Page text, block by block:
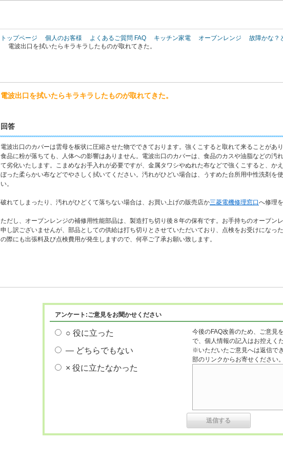
トップページ 個人のお客様 よくあるご質問 FAQ キッチン家電 オーブンレンジ 故障かな？
電波出口を拭いたらキラキラしたものが取れてきた。
電波出口を拭いたらキラキラしたものが取れてきた。
回答
電波出口のカバーは雲母を板状に圧縮させた物でできております。強くこすると取れて来ることがあ
食品に粉が落ちても、人体への影響はありません。電波出口のカバーは、食品のカスや油脂などの汚
て劣化いたします。こまめなお手入れが必要ですが、金属タワシやぬれた布などで強くこすると、か
ぼった柔らかい布などでやさしく拭いてください。汚れがひどい場合は、うすめた台所用中性洗剤を
い。
破れてしまったり、汚れがひどくて落ちない場合は、お買い上げの販売店か三菱電機修理窓口へ修理
ただし、オーブンレンジの補修用性能部品は、製造打ち切り後８年の保有です。お手持ちのオーブン
申し訳ございませんが、部品としての供給は打ち切りとさせていただいており、点検をお受けになっ
の際にも出張料及び点検費用が発生しますので、何卒ご了承お願い致します。
アンケート:ご意見をお聞かせください
○ 役に立った
― どちらでもない
× 役に立たなかった
今後のFAQ改善のため、ご意見
で、個人情報の記入はお控えく
※いただいたご意見へは返信で
部のリンクからお寄せください。